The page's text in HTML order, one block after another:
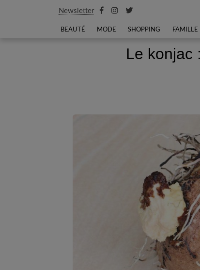
Newsletter
BEAUTÉ MODE SHOPPING FAMILLE
Le konjac